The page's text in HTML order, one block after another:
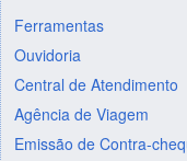
Ferramentas
Ouvidoria
Central de Atendimento
Agência de Viagem
Emissão de Contra-